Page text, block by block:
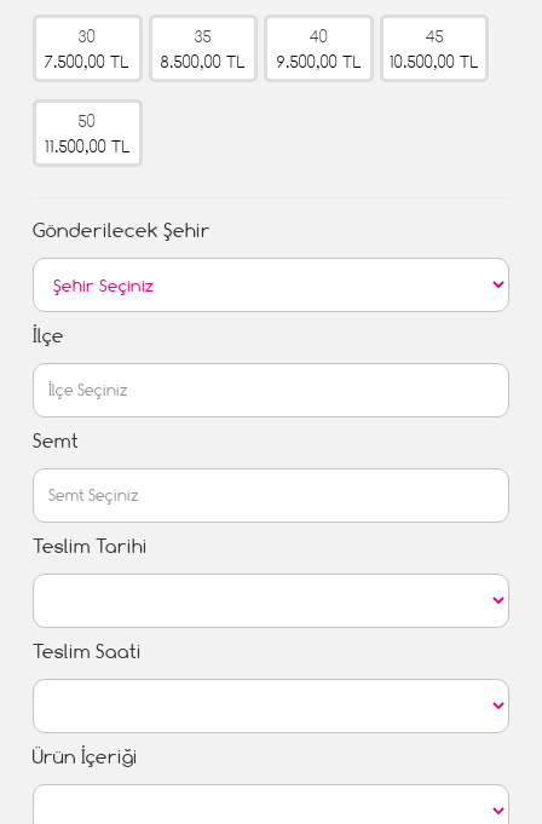
30
7.500,00 TL
35
8.500,00 TL
40
9.500,00 TL
45
10.500,00 TL
50
11.500,00 TL
Gönderilecek Şehir
İlçe
Semt
Teslim Tarihi
Teslim Saati
Ürün İçeriği